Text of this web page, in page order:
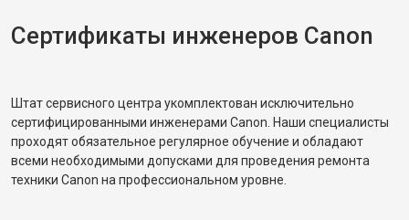
Сертификаты инженеров Canon
Штат сервисного центра укомплектован исключительно
сертифицированными инженерами Canon. Наши специалисты
проходят обязательное регулярное обучение и обладают
всеми необходимыми допусками для проведения ремонта
техники Canon на профессиональном уровне.